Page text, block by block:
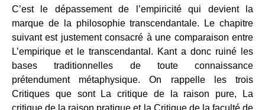
C’est le dépassement de l’empiricité qui devient la
marque de la philosophie transcendantale. Le chapitre
suivant est justement consacré à une comparaison entre
L’empirique et le transcendantal. Kant a donc ruiné les
bases traditionnelles de toute connaissance
prétendument métaphysique. On rappelle les trois
Critiques que sont La critique de la raison pure, La
critique de la raison pratique et la Critique de la faculté de